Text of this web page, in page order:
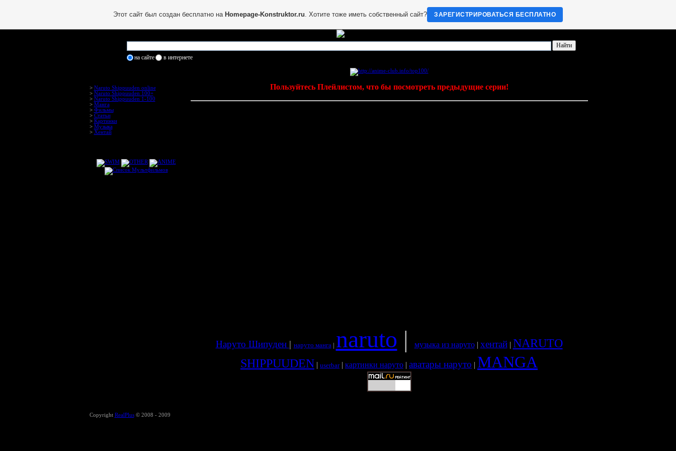
на сайте в интернете
> Naruto Shippuuden online
> Naruto Shippuuden 100+
> Naruto Shippuuden 1-100
> Манга
> Фильмы
> Статьи
> Картинки
> Музыка
> Хентай
Пользуйтесь Плейлистом, что бы посмотреть предыдущие серии!
Наруто Шипуден | наруто манга | naruto | музыка из наруто| хентай| NARUTO
SHIPPUUDEN | userbar| картинки наруто | аватары наруто | MANGA
Copyright RealPlus© 2008 - 2009
Этот сайт был создан бесплатно на Homepage-Konstruktor.ru. Хотите тоже иметь собственный сайт? ЗАРЕГИСТРИРОВАТЬСЯ БЕСПЛАТНО